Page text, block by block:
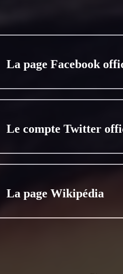
La page Facebook
Le compte Twitter
La page Wikipédia